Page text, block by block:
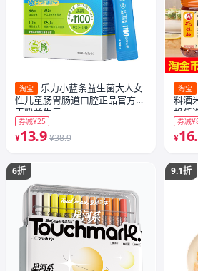
淘宝
乐力小蓝条益生菌大人女
性儿童肠胃肠道口腔正品官方冻
干粉益生元
券减¥25
¥13.9 ¥38.9
6折
淘宝
料酒
格任
券减
¥
9.1折